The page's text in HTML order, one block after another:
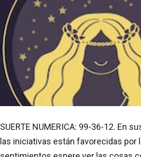
SUERTE NUMERICA: 99-36-12. En
las iniciativas están favorecidas por